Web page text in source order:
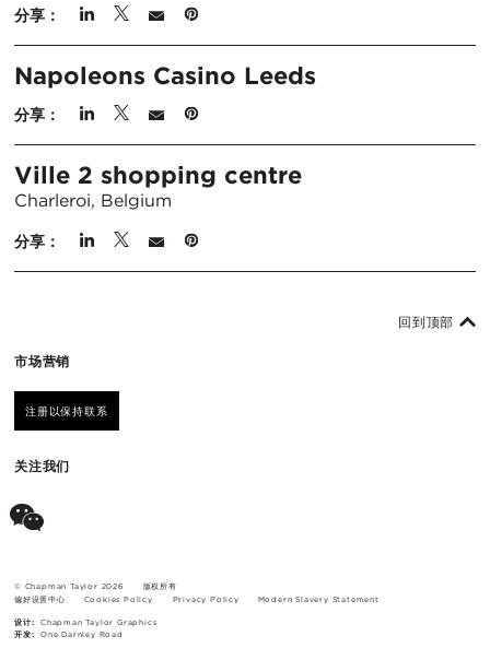
分享：
Napoleons Casino Leeds
分享：
Ville 2 shopping centre
Charleroi, Belgium
分享：
市场营销
注册以保持联系
关注我们
回到顶部
© Chapman Taylor 2026
版权所有
偏好设置中心
Cookies Policy Privacy Policy Modern Slavery Statement
设计:
Chapman Taylor Graphics
开发:
One Darnley Road